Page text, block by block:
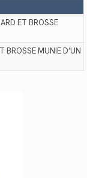
ET BROSSE
BROSSE MUNIE D’UN